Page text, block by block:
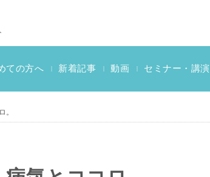
ての方へ | 新着記事 | 動画 | セミナー・講演
。